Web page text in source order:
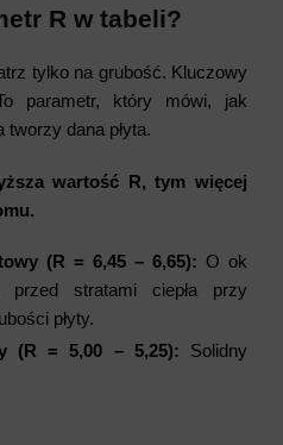
R w tabeli?
tylko na grubość. Kluczowy
parametr, który mówi, jak
dana płyta.
wartość R, tym więcej
(R = 6,45 – 6,65): O ok
przed stratami ciepła przy
płyty.
(R = 5,00 – 5,25): Solidny